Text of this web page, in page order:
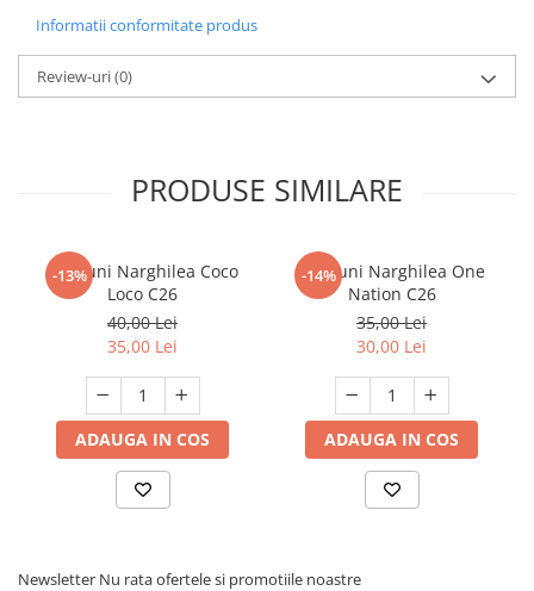
Informatii conformitate produs
Review-uri(0)
PRODUSE SIMILARE
-13%
Carbuni Narghilea Coco
Loco C26
40,00 Lei
35,00 Lei
ADAUGA IN COS
-14%
Carbuni Narghilea One
Nation C26
35,00 Lei
30,00 Lei
ADAUGA IN COS
Newsletter Nu rata ofertele si promotiile noastre